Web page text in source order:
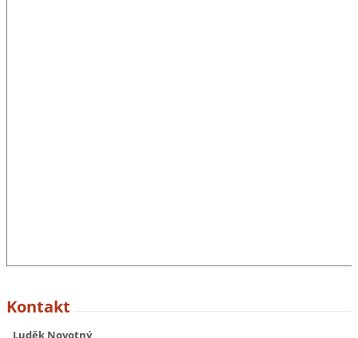
Kontakt
Luděk Novotný